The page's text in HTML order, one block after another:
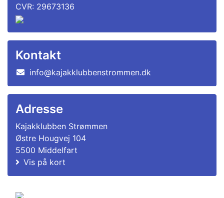
CVR: 29673136
Kontakt
info@kajakklubbenstrommen.dk
Adresse
Kajakklubben Strømmen
Østre Hougvej 104
5500 Middelfart
Vis på kort